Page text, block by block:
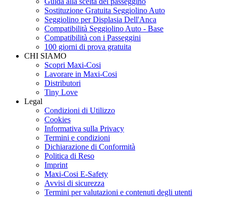
Sostituzione Gratuita Seggiolino Auto
Seggiolino per Displasia Dell'Anca
Compatibilità Seggiolino Auto - Base
Compatibilità con i Passeggini
100 giorni di prova gratuita
CHI SIAMO
Scopri Maxi-Cosi
Lavorare in Maxi-Cosi
Distributori
Tiny Love
Legal
Condizioni di Utilizzo
Cookies
Informativa sulla Privacy
Termini e condizioni
Dichiarazione di Conformità
Politica di Reso
Imprint
Maxi-Cosi E-Safety
Avvisi di sicurezza
Termini per valutazioni e contenuti degli utenti